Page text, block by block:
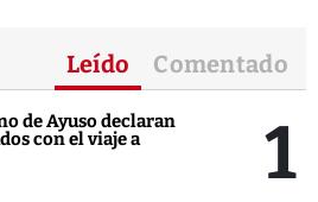
Leído Comentado
de Ayuso declaran
con el viaje a
1